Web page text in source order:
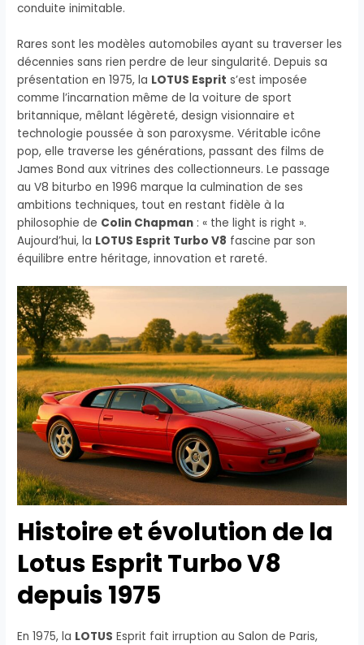
conduite inimitable.
Rares sont les modèles automobiles ayant su traverser les
décennies sans rien perdre de leur singularité. Depuis sa
présentation en 1975, la LOTUS Esprit s’est imposée
comme l’incarnation même de la voiture de sport
britannique, mêlant légèreté, design visionnaire et
technologie poussée à son paroxysme. Véritable icône
pop, elle traverse les générations, passant des films de
James Bond aux vitrines des collectionneurs. Le passage
au V8 biturbo en 1996 marque la culmination de ses
ambitions techniques, tout en restant fidèle à la
philosophie de Colin Chapman : « the light is right ».
Aujourd’hui, la LOTUS Esprit Turbo V8 fascine par son
équilibre entre héritage, innovation et rareté.
Histoire et évolution de la
Lotus Esprit Turbo V8
depuis 1975
En 1975, la LOTUS Esprit fait irruption au Salon de Paris,